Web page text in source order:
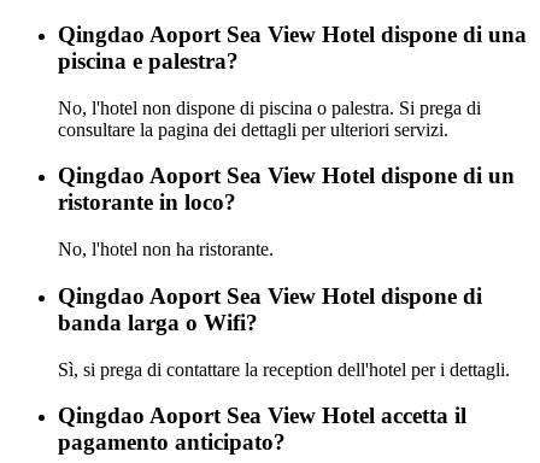
Qingdao Aoport Sea View Hotel dispone di una
piscina e palestra?
No, l'hotel non dispone di piscina o palestra. Si prega di
consultare la pagina dei dettagli per ulteriori servizi.
Qingdao Aoport Sea View Hotel dispone di un
ristorante in loco?
No, l'hotel non ha ristorante.
Qingdao Aoport Sea View Hotel dispone di
banda larga o Wifi?
Sì, si prega di contattare la reception dell'hotel per i dettagli.
Qingdao Aoport Sea View Hotel accetta il
pagamento anticipato?